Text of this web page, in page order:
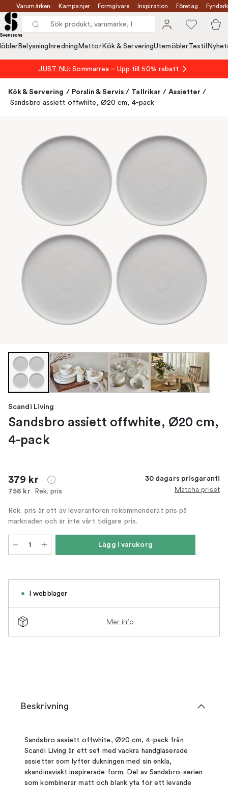
Varumärken Kampanjer Formgivare Inspiration Företag
Belysning Inredning MattorKök & ServeringUtemöblerTextil
JUST NU: Sommarrea – Upp till 50% rabatt
Kök & Servering / Porslin & Servis / Tallrikar / Assietter /
Sandsbro assiett offwhite, Ø20 cm, 4-pack
Scandi Living
Sandsbro assiett offwhite, Ø20 cm,
4-pack
379 kr
756 kr Rek. pris
30 dagars prisgaranti
Matcha priset
Rek. pris är ett av leverantören rekommenderat pris på
marknaden och är inte vårt tidigare pris.
Lägg i varukorg
I webblager
Mer info
Beskrivning
Sandsbro assiett offwhite, Ø20 cm, 4-pack från
Scandi Living är ett set med vackra handglaserade
assietter som lyfter dukningen med sin enkla,
skandinaviskt inspirerade form. Del av Sandsbro-serien
som kombinerar matt och blank yta för ett levande